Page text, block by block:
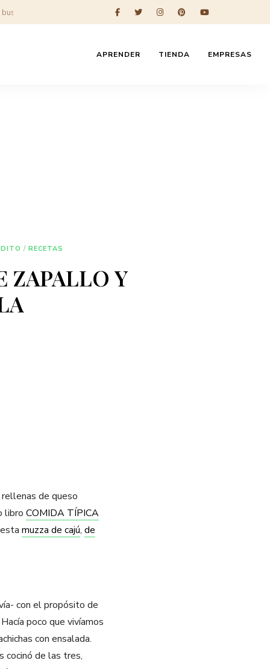
APRENDER TIENDA EMPRESAS
/ RECETAS
ZAPALLO Y
de queso
libro COMIDA TÍPICA
muzza de cajú, de
con el propósito de
poco que vivíamos
con ensalada.
cocinó de las tres,